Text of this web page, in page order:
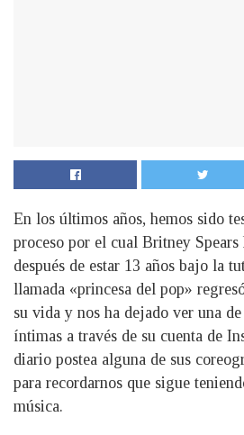
En los últimos años, hemos sido
proceso por el cual Britney Spears
después de estar 13 años bajo la
llamada «princesa del pop»
su vida y nos ha dejado ver una de
íntimas a través de su cuenta de
diario postea alguna de sus
para recordarnos que sigue
música.